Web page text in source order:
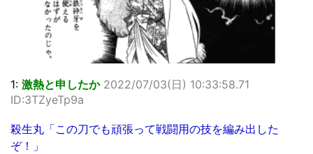
1: 激熱と申したか 2022/07/03(日) 10:33:58.71
ID:3TZyeTp9a
殺生丸「この刀でも頑張って戦闘用の技を編み出した
ぞ！」